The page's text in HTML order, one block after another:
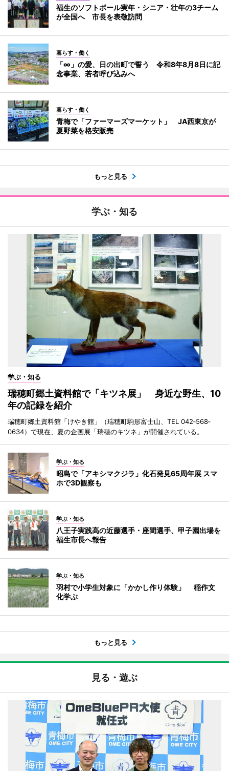
福生のソフトボール実年・シニア・壮年の3チーム
が全国へ 市長を表敬訪問
暮らす・働く
「∞」の愛、日の出町で誓う 令和8年8月8日に記
念事業、若者呼び込みへ
暮らす・働く
青梅で「ファーマーズマーケット」 JA西東京が
夏野菜を格安販売
もっと見る
学ぶ・知る
学ぶ・知る
瑞穂町郷土資料館で「キツネ展」 身近な野生、10
年の記録を紹介
瑞穂町郷土資料館「けやき館」（瑞穂町駒形富士山、TEL 042‐568‐
0634）で現在、夏の企画展「瑞穂のキツネ」が開催されている。
学ぶ・知る
昭島で「アキシマクジラ」化石発見65周年展 スマ
ホで3D観察も
学ぶ・知る
八王子実践高の近藤選手・座間選手、甲子園出場を
福生市長へ報告
学ぶ・知る
羽村で小学生対象に「かかし作り体験」 稲作文
化学ぶ
もっと見る
見る・遊ぶ